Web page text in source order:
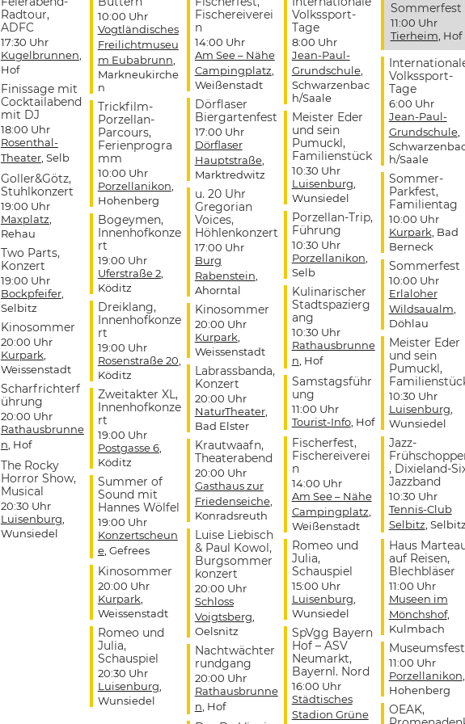
Radtour,
ADFC
17:30 Uhr
Kugelbrunnen
Hof
Finissage mit
Cocktailabend
mit DJ
18:00 Uhr
Rosenthal-
Theater, Selb
Goller&Götz,
Stuhlkonzert
19:00 Uhr
Maxplatz
Rehau
Two Parts,
Konzert
19:00 Uhr
Bockpfeifer,
Selbitz
Kinosommer
20:00 Uhr
Kurpark
Weissenstadt
Scharfrichterf
ührung
20:00 Uhr
Rathausbrunne
n , Hof
The Rocky
Horror Show,
Musical
20:30 Uhr
Luisenburg
Wunsiedel
10:00 Uhr
Vogtländisches
Freilichtmuseu
m Eubabrunn
Markneukirche
n
Trickfilm-
Porzellan-
Parcours,
Ferienprogra
mm
10:00 Uhr
Porzellanikon
Hohenberg
Bogeymen,
Innenhofkonze
rt
19:00 Uhr
Uferstraße 2,
Köditz
Dreiklang,
Innenhofkonze
rt
19:00 Uhr
Rosenstraße 20
Köditz
Zweitakter XL,
Innenhofkonze
rt
19:00 Uhr
Postgasse 6,
Köditz
Summer of
Sound mit
Hannes Wölfel
19:00 Uhr
Konzertscheun
e, Gefrees
Kinosommer
20:00 Uhr
Kurpark
Weissenstadt
Romeo und
Julia,
Schauspiel
20:30 Uhr
Luisenburg
Wunsiedel
Fischereiverei
n
14:00 Uhr
Am See – Nähe
Campingplatz
Weißenstadt
Dörflaser
Biergartenfest
17:00 Uhr
Dörflaser
Hauptstraße,
Marktredwitz
u. 20 Uhr
Gregorian
Voices,
Höhlenkonzert
17:00 Uhr
Burg
Rabenstein
Ahorntal
Kinosommer
20:00 Uhr
Kurpark
Weissenstadt
Labrassbanda,
Konzert
20:00 Uhr
NaturTheater,
Bad Elster
Krautwaafn,
Theaterabend
20:00 Uhr
Gasthaus zur
Friedenseiche,
Konradsreuth
Luise Liebisch
& Paul Kowol,
Burgsommer
konzert
20:00 Uhr
Schloss
Voigtsberg
Oelsnitz
Nachtwächter
rundgang
20:00 Uhr
Rathausbrunne
n , Hof
Volkssport-
Tage
8:00 Uhr
Jean-Paul-
Grundschule,
Schwarzenbac
h/Saale
Meister Eder
und sein
Pumuckl,
Familienstück
10:30 Uhr
Luisenburg
Wunsiedel
Porzellan-Trip,
Führung
10:30 Uhr
Porzellanikon
Selb
Kulinarischer
Stadtspazierg
ang
10:30 Uhr
Rathausbrunne
n , Hof
Samstagsführ
ung
11:00 Uhr
Tourist-Info, Hof
Fischerfest,
Fischereiverei
n
14:00 Uhr
Am See – Nähe
Campingplatz
Weißenstadt
Romeo und
Julia,
Schauspiel
15:00 Uhr
Luisenburg
Wunsiedel
SpVgg Bayern
Hof – ASV
Neumarkt,
Bayernl. Nord
16:00 Uhr
Städtisches
Stadion Grüne
Sommerfest
11:00 Uhr
Tierheim , Hof
Volkssport-
Tage
6:00 Uhr
Jean-Paul-
Grundschule,
h/Saale
Sommer-
Parkfest,
Familientag
10:00 Uhr
Kurpark , Bad
Berneck
Sommerfest
10:00 Uhr
Erlaloher
Wildsaualm
Döhlau
Meister Eder
und sein
Pumuckl,
10:30 Uhr
Luisenburg
Wunsiedel
Jazz-
, Dixieland-
Jazzband
10:30 Uhr
Tennis-Club
Selbitz ,
Haus
auf Reisen,
Blechbläser
11:00 Uhr
Museen im
Mönchshof,
Kulmbach
Museumsfest
11:00 Uhr
Porzellanikon
Hohenberg
OEAK,